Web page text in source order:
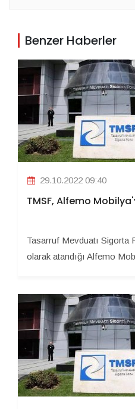
Benzer Haberler
29.10.2022 09:40
TMSF, Alfemo
Tasarruf Mevduatı Sigorta
olarak atandığı Alfemo